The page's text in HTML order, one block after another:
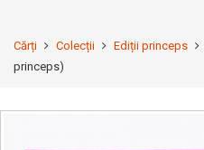
Cărți Colecții Ediții princeps
princeps)